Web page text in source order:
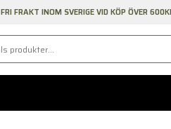
FRI FRAKT INOM SVERIGE VID KÖP ÖVER